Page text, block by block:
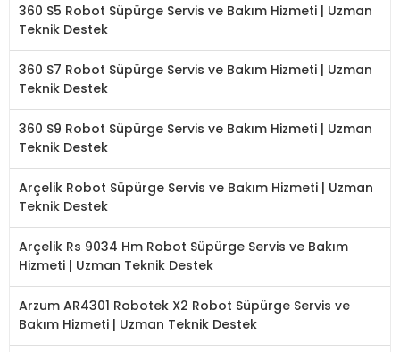
360 S5 Robot Süpürge Servis ve Bakım Hizmeti | Uzman
Teknik Destek
360 S7 Robot Süpürge Servis ve Bakım Hizmeti | Uzman
Teknik Destek
360 S9 Robot Süpürge Servis ve Bakım Hizmeti | Uzman
Teknik Destek
Arçelik Robot Süpürge Servis ve Bakım Hizmeti | Uzman
Teknik Destek
Arçelik Rs 9034 Hm Robot Süpürge Servis ve Bakım
Hizmeti | Uzman Teknik Destek
Arzum AR4301 Robotek X2 Robot Süpürge Servis ve
Bakım Hizmeti | Uzman Teknik Destek